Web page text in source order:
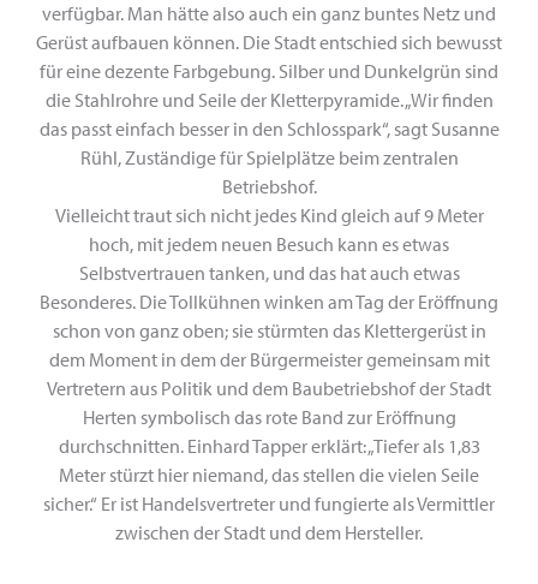
verfügbar. Man hätte also auch ein ganz buntes Netz und
Gerüst aufbauen können. Die Stadt entschied sich bewusst
für eine dezente Farbgebung. Silber und Dunkelgrün sind
die Stahlrohre und Seile der Kletterpyramide. „Wir finden
das passt einfach besser in den Schlosspark“, sagt Susanne
Rühl, Zuständige für Spielplätze beim zentralen
Betriebshof.
Vielleicht traut sich nicht jedes Kind gleich auf 9 Meter
hoch, mit jedem neuen Besuch kann es etwas
Selbstvertrauen tanken, und das hat auch etwas
Besonderes. Die Tollkühnen winken am Tag der Eröffnung
schon von ganz oben; sie stürmten das Klettergerüst in
dem Moment in dem der Bürgermeister gemeinsam mit
Vertretern aus Politik und dem Baubetriebshof der Stadt
Herten symbolisch das rote Band zur Eröffnung
durchschnitten. Einhard Tapper erklärt: „Tiefer als 1,83
Meter stürzt hier niemand, das stellen die vielen Seile
sicher.“ Er ist Handelsvertreter und fungierte als Vermittler
zwischen der Stadt und dem Hersteller.